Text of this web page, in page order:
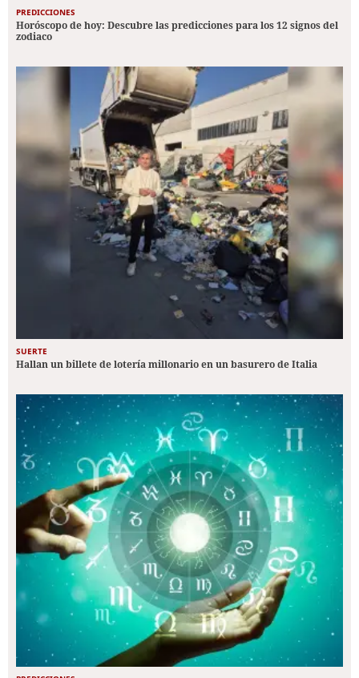
PREDICCIONES
Horóscopo de hoy: Descubre las predicciones para los 12 signos del
zodiaco
SUERTE
Hallan un billete de lotería millonario en un basurero de Italia